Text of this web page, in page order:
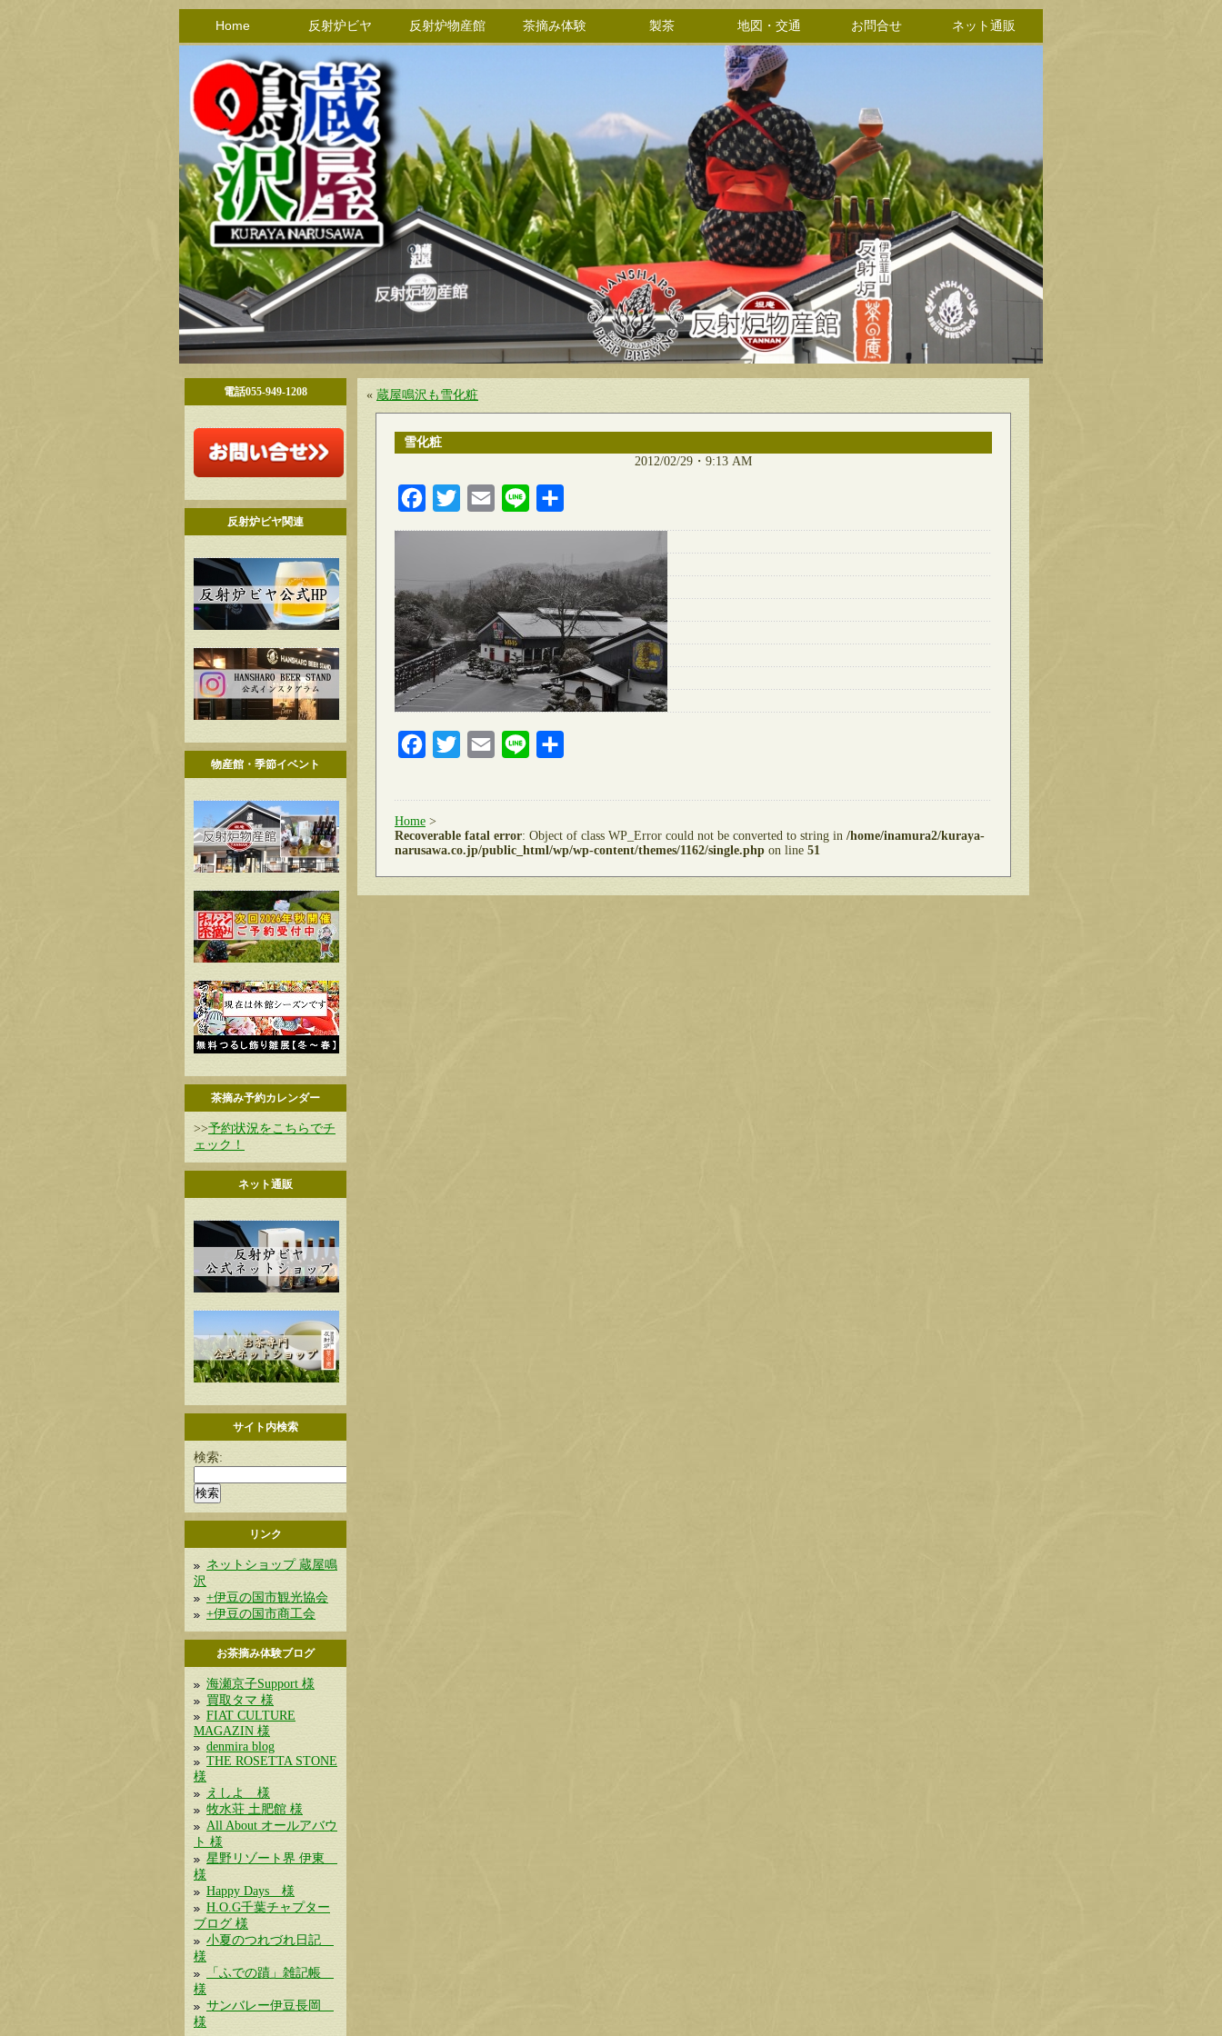
Home 反射炉ビヤ 反射炉物産館 茶摘み体験 製茶 地図・交通 お問合せ ネット通販
電話055-949-1208
反射炉ビヤ関連
物産館・季節イベント
茶摘み予約カレンダー
>>予約状況をこちらでチ
ェック！
ネット通販
サイト内検索
検索:
リンク
ネットショップ 蔵屋鳴
沢
+伊豆の国市観光協会
+伊豆の国市商工会
お茶摘み体験ブログ
海瀬京子Support 様
買取タマ 様
FIAT CULTURE
MAGAZIN 様
denmira blog
THE ROSETTA STONE
様
えしよ 様
牧水荘 土肥館 様
All About オールアバウ
ト 様
星野リゾート界 伊東
様
Happy Days 様
H.O.G千葉チャプター
ブログ 様
小夏のつれづれ日記
様
「ふでの蹟」雑記帳
様
サンバレー伊豆長岡
様
« 蔵屋鳴沢も雪化粧
雪化粧
2012/02/29・9:13 AM
FacebookTwitter Email Line
FacebookTwitter Email Line
Home >
Recoverable fatal error: Object of class WP_Error could not be converted to string in /home/inamura2/kuraya-
narusawa.co.jp/public_html/wp/wp-content/themes/1162/single.php on line 51